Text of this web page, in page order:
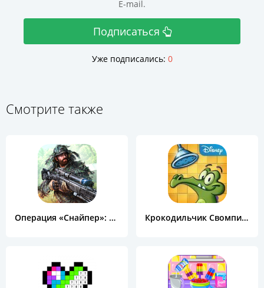
E-mail.
Подписаться
Уже подписались: 0
Смотрите также
Операция «Снайпер»: Топ 3D шутер Крокодильчик Свомпи Free